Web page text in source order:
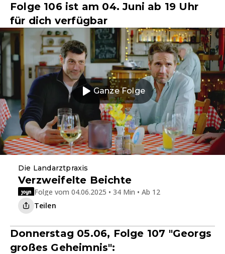
Folge 106 ist am 04. Juni ab 19 Uhr
für dich verfügbar
Ganze Folge
Die Landarztpraxis
Verzweifelte Beichte
Folge vom 04.06.2025 • 34 Min • Ab 12
Teilen
Donnerstag 05.06, Folge 107 "Georgs
großes Geheimnis":